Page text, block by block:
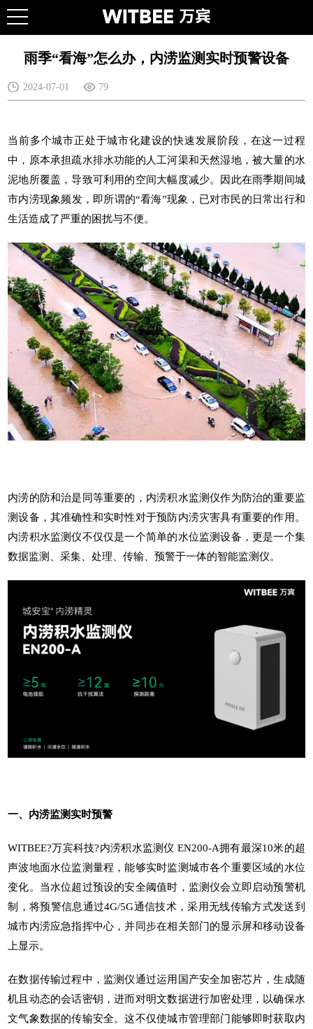
雨季“看海”怎么办，内涝监测实时预警设备
2024-07-01 79
当前多个城市正处于城市化建设的快速发展阶段，在这一过程
中，原本承担疏水排水功能的人工河渠和天然湿地，被大量的水
泥地所覆盖，导致可利用的空间大幅度减少。因此在雨季期间城
市内涝现象频发，即所谓的“看海”现象，已对市民的日常出行和
生活造成了严重的困扰与不便。
内涝的防和治是同等重要的， 内涝积水监测仪作为防治的重要监
测设备，其准确性和实时性对于预防内涝灾害具有重要的作用。
内涝积水监测仪不仅仅是一个简单的水位监测设备，更是一个集
数据监测、采集、处理、传输、预警于一体的智能监测仪。
一、 内涝监测实时预警
WITBEE?万宾科技?内涝积水监测仪 EN200-A拥有最深10米的超
声波地面水位监测量程，能够实时监测城市各个重要区域的水位
变化。当水位超过预设的安全阈值时，监测仪会立即启动预警机
制，将预警信息通过4G/5G通信技术，采用无线传输方式发送到
城市内涝应急指挥中心，并同步在相关部门的显示屏和移动设备
上显示。
在数据传输过程中，监测仪通过运用国产安全加密芯片，生成随
机且动态的会话密钥，进而对明文数据进行加密处理，以确保水
文气象数据的传输安全。这不仅使城市管理部门能够即时获取内